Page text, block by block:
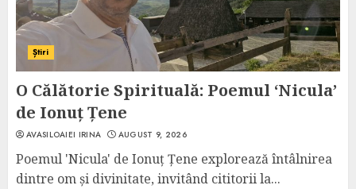
Știri
O Călătorie Spirituală: Poemul ‘Nicula’
de Ionuț Țene
AVASILOAIEI IRINA AUGUST 9, 2026
Poemul 'Nicula' de Ionuț Țene explorează întâlnirea
dintre om și divinitate, invitând cititorii la...